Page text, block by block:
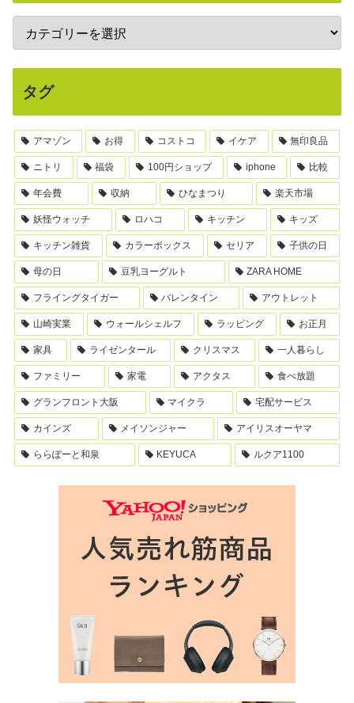
タグ
アマゾン お得 コストコ イケア 無印良品
ニトリ 福袋 100円ショップ iphone 比較
年会費 収納 ひなまつり 楽天市場
妖怪ウォッチ ロハコ キッチン キッズ
キッチン雑貨 カラーボックス セリア 子供の日
母の日 豆乳ヨーグルト ZARA HOME
フライングタイガー バレンタイン アウトレット
山崎実業 ウォールシェルフ ラッピング お正月
家具 ライゼンタール クリスマス 一人暮らし
ファミリー 家電 アクタス 食べ放題
グランフロント大阪 マイクラ 宅配サービス
カインズ メイソンジャー アイリスオーヤマ
ららぽーと和泉 KEYUCA ルクア1100